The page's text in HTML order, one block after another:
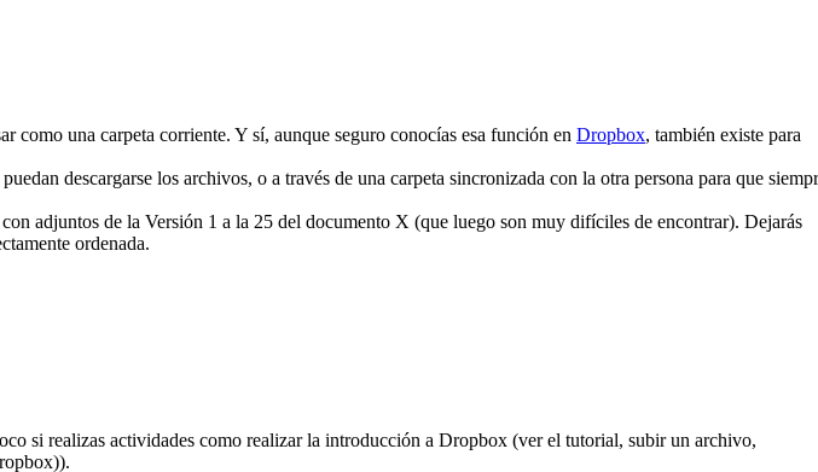
como una carpeta corriente. Y sí, aunque seguro conocías esa función en Dropbox, también existe para
descargarse los archivos, o a través de una carpeta sincronizada con la otra persona para que
adjuntos de la Versión 1 a la 25 del documento X (que luego son muy difíciles de encontrar). Dejarás
ordenada.
si realizas actividades como realizar la introducción a Dropbox (ver el tutorial, subir un archivo,